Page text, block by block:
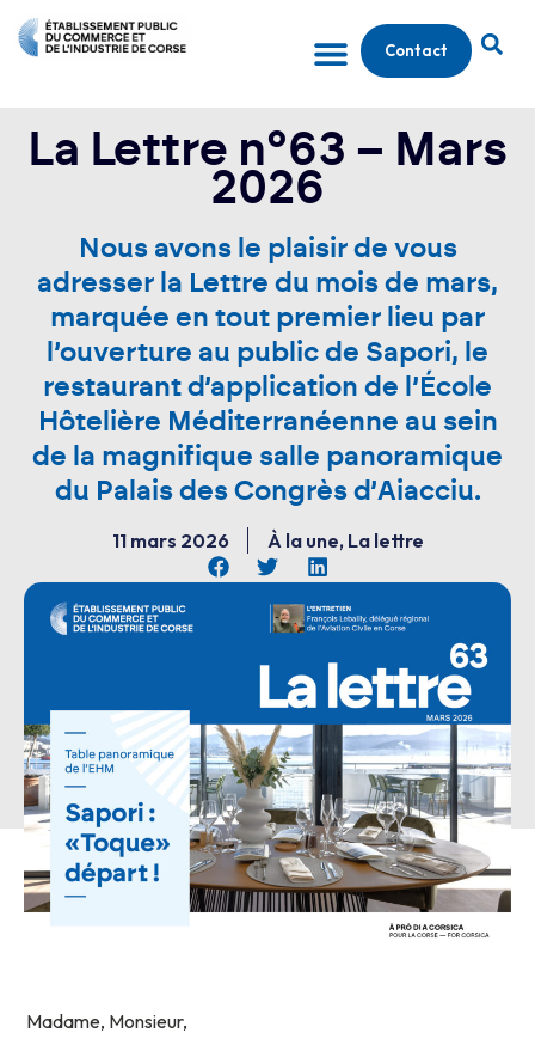
Contact
La Lettre n°63 – Mars
2026
Nous avons le plaisir de vous
adresser la Lettre du mois de mars,
marquée en tout premier lieu par
l’ouverture au public de Sapori, le
restaurant d’application de l’École
Hôtelière Méditerranéenne au sein
de la magnifique salle panoramique
du Palais des Congrès d’Aiacciu.
11 mars 2026 À la une, La lettre
Madame, Monsieur,